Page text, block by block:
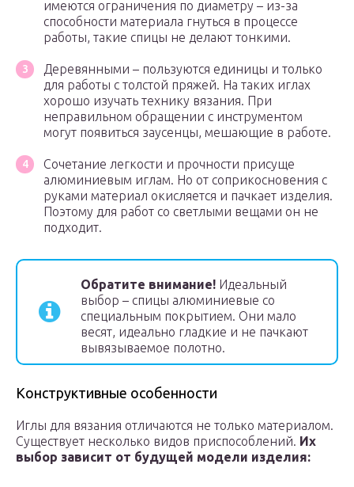
имеются ограничения по диаметру – из-за
способности материала гнуться в процессе
работы, такие спицы не делают тонкими.
Деревянными – пользуются единицы и только
для работы с толстой пряжей. На таких иглах
хорошо изучать технику вязания. При
неправильном обращении с инструментом
могут появиться заусенцы, мешающие в работе.
Сочетание легкости и прочности присуще
алюминиевым иглам. Но от соприкосновения с
руками материал окисляется и пачкает изделия.
Поэтому для работ со светлыми вещами он не
подходит.
Обратите внимание! Идеальный
выбор – спицы алюминиевые со
специальным покрытием. Они мало
весят, идеально гладкие и не пачкают
вывязываемое полотно.
Конструктивные особенности
Иглы для вязания отличаются не только материалом.
Существует несколько видов приспособлений. Их
выбор зависит от будущей модели изделия: